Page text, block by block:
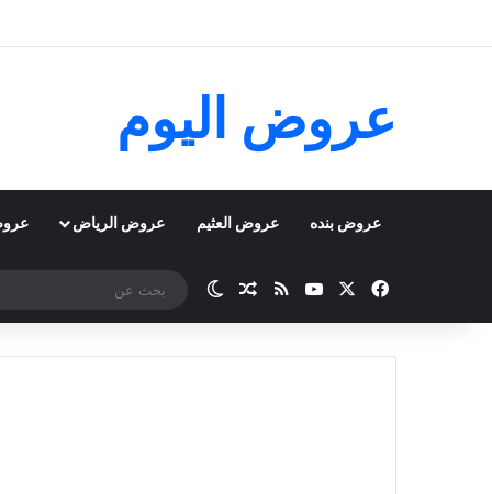
عروض اليوم
عروض بنده عروض العثيم عروض الرياض
فيسبوك ‫YouTubeملخص الموقع RSS
مقال عشوائي
الوضع المظلم